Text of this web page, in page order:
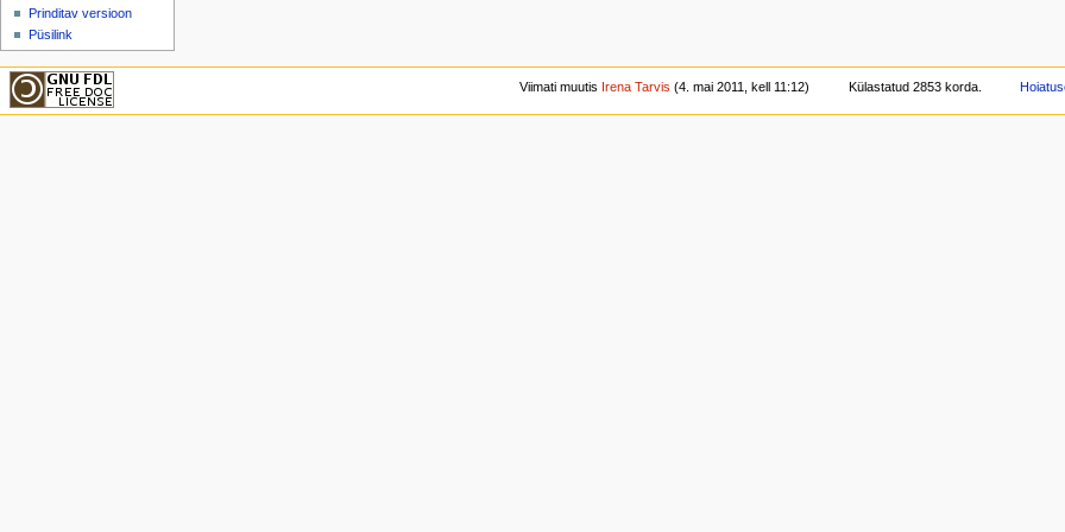
Prinditav versioon
Püsilink
Viimati muutis Irena Tarvis (4. mai 2011, kell 11:12) Külastatud 2853 korda.